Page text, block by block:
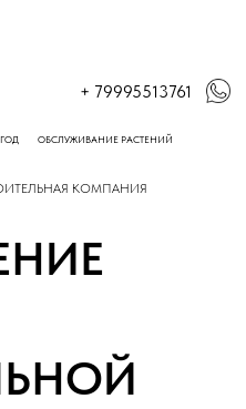
ОБСЛУЖИВАНИЕ РАСТЕНИЙ
КОМПАНИЯ